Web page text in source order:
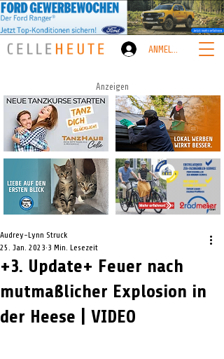
ANMELDEN
Anzeigen
+3. Update+ Feuer nach
mutmaßlicher Explosion in
der Heese | VIDEO
Audrey-Lynn Struck
25. Jan. 2023 3 Min. Lesezeit